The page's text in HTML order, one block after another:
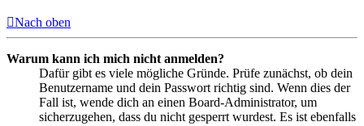
Nach oben
Warum kann ich mich nicht anmelden?
Dafür gibt es viele mögliche Gründe. Prüfe zunächst, ob dein
Benutzername und dein Passwort richtig sind. Wenn dies der
Fall ist, wende dich an einen Board-Administrator, um
sicherzugehen, dass du nicht gesperrt wurdest. Es ist ebenfalls